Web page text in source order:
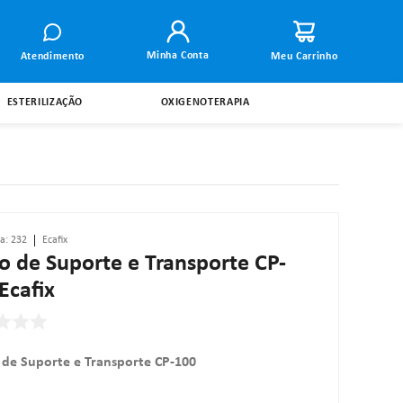
Atendimento Minha Conta
ESTERILIZAÇÃO OXIGENOTERAPIA
:232 Ecafix
de Suporte e Transporte CP-
Suporte e Transporte CP-100